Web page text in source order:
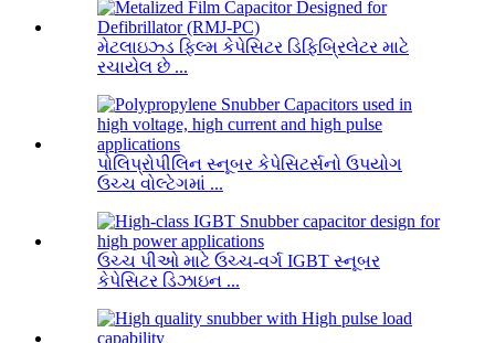
મેટલાઇઝ્ડ ફિલ્મ કેપેસિટર ડિફિબ્રિલેટર માટે
રચાયેલ છે ...
પોલિપ્રોપીલિન સ્નૂબર કેપેસિટર્સનો ઉપયોગ
ઉચ્ચ વોલ્ટેગમાં ...
ઉચ્ચ પીઓ માટે ઉચ્ચ-વર્ગ IGBT સ્નૂબર
કેપેસિટર ડિઝાઇન ...